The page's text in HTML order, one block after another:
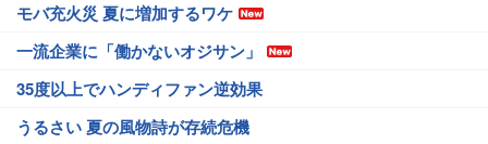
モバ充火災 夏に増加するワケ
一流企業に「働かないオジサン」
35度以上でハンディファン逆効果
うるさい 夏の風物詩が存続危機